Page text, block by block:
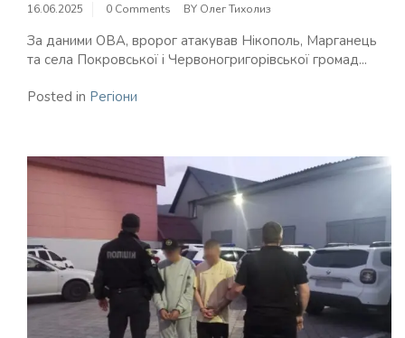
16.06.2025 0 Comments BY Олег Тихолиз
За даними ОВА, вророг атакував Нікополь, Марганець
та села Покровської і Червоногригорівської громад...
Posted in Регіони